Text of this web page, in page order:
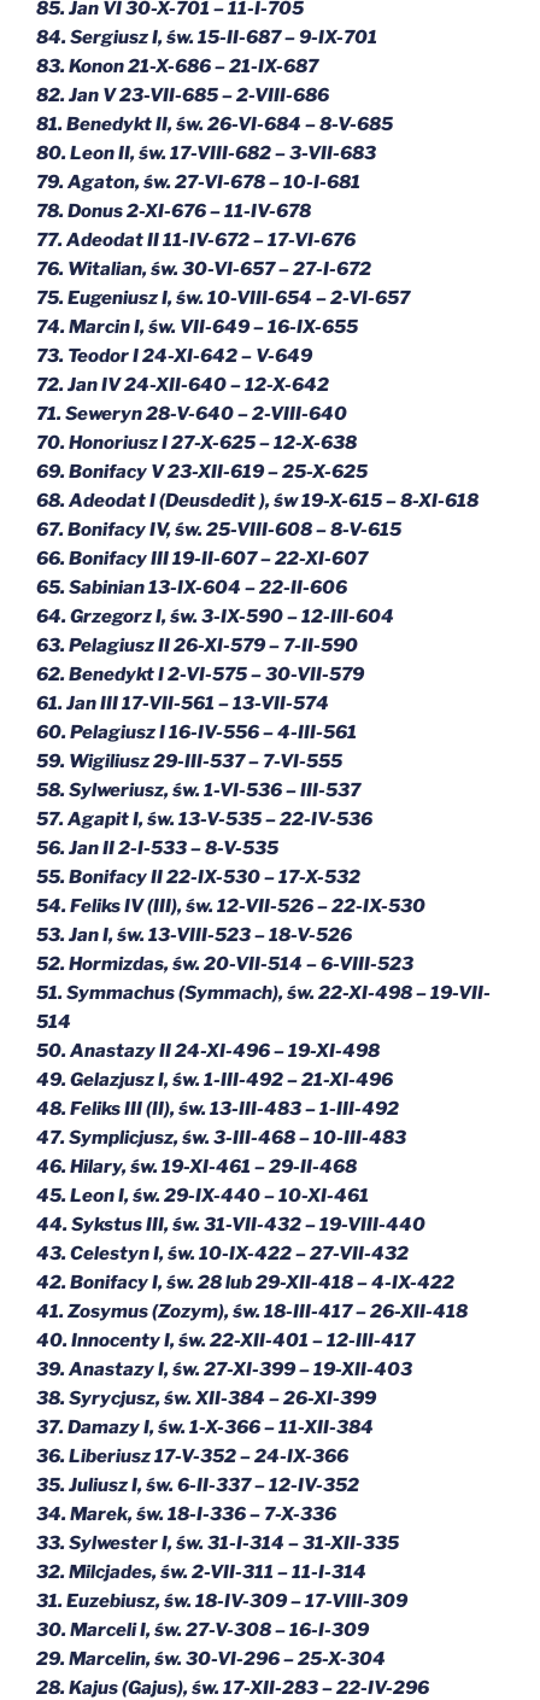
85. Jan VI 30-X-701 – 11-I-705
84. Sergiusz I, św. 15-II-687 – 9-IX-701
83. Konon 21-X-686 – 21-IX-687
82. Jan V 23-VII-685 – 2-VIII-686
81. Benedykt II, św. 26-VI-684 – 8-V-685
80. Leon II, św. 17-VIII-682 – 3-VII-683
79. Agaton, św. 27-VI-678 – 10-I-681
78. Donus 2-XI-676 – 11-IV-678
77. Adeodat II 11-IV-672 – 17-VI-676
76. Witalian, św. 30-VI-657 – 27-I-672
75. Eugeniusz I, św. 10-VIII-654 – 2-VI-657
74. Marcin I, św. VII-649 – 16-IX-655
73. Teodor I 24-XI-642 – V-649
72. Jan IV 24-XII-640 – 12-X-642
71. Seweryn 28-V-640 – 2-VIII-640
70. Honoriusz I 27-X-625 – 12-X-638
69. Bonifacy V 23-XII-619 – 25-X-625
68. Adeodat I (Deusdedit ), św 19-X-615 – 8-XI-618
67. Bonifacy IV, św. 25-VIII-608 – 8-V-615
66. Bonifacy III 19-II-607 – 22-XI-607
65. Sabinian 13-IX-604 – 22-II-606
64. Grzegorz I, św. 3-IX-590 – 12-III-604
63. Pelagiusz II 26-XI-579 – 7-II-590
62. Benedykt I 2-VI-575 – 30-VII-579
61. Jan III 17-VII-561 – 13-VII-574
60. Pelagiusz I 16-IV-556 – 4-III-561
59. Wigiliusz 29-III-537 – 7-VI-555
58. Sylweriusz, św. 1-VI-536 – III-537
57. Agapit I, św. 13-V-535 – 22-IV-536
56. Jan II 2-I-533 – 8-V-535
55. Bonifacy II 22-IX-530 – 17-X-532
54. Feliks IV (III), św. 12-VII-526 – 22-IX-530
53. Jan I, św. 13-VIII-523 – 18-V-526
52. Hormizdas, św. 20-VII-514 – 6-VIII-523
51. Symmachus (Symmach), św. 22-XI-498 – 19-VII-
514
50. Anastazy II 24-XI-496 – 19-XI-498
49. Gelazjusz I, św. 1-III-492 – 21-XI-496
48. Feliks III (II), św. 13-III-483 – 1-III-492
47. Symplicjusz, św. 3-III-468 – 10-III-483
46. Hilary, św. 19-XI-461 – 29-II-468
45. Leon I, św. 29-IX-440 – 10-XI-461
44. Sykstus III, św. 31-VII-432 – 19-VIII-440
43. Celestyn I, św. 10-IX-422 – 27-VII-432
42. Bonifacy I, św. 28 lub 29-XII-418 – 4-IX-422
41. Zosymus (Zozym), św. 18-III-417 – 26-XII-418
40. Innocenty I, św. 22-XII-401 – 12-III-417
39. Anastazy I, św. 27-XI-399 – 19-XII-403
38. Syrycjusz, św. XII-384 – 26-XI-399
37. Damazy I, św. 1-X-366 – 11-XII-384
36. Liberiusz 17-V-352 – 24-IX-366
35. Juliusz I, św. 6-II-337 – 12-IV-352
34. Marek, św. 18-I-336 – 7-X-336
33. Sylwester I, św. 31-I-314 – 31-XII-335
32. Milcjades, św. 2-VII-311 – 11-I-314
31. Euzebiusz, św. 18-IV-309 – 17-VIII-309
30. Marceli I, św. 27-V-308 – 16-I-309
29. Marcelin, św. 30-VI-296 – 25-X-304
28. Kajus (Gajus), św. 17-XII-283 – 22-IV-296